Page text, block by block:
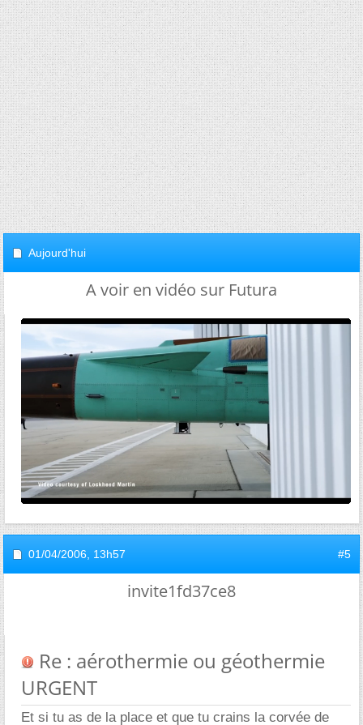
Aujourd'hui
A voir en vidéo sur Futura
01/04/2006, 13h57 #5
invite1fd37ce8
Re : aérothermie ou géothermie
URGENT
Et si tu as de la place et que tu crains la corvée de